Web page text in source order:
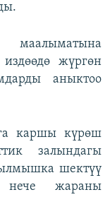
жүргөн
аныктоо
каршы күрөш
залындагы
шектүү
нече жараны